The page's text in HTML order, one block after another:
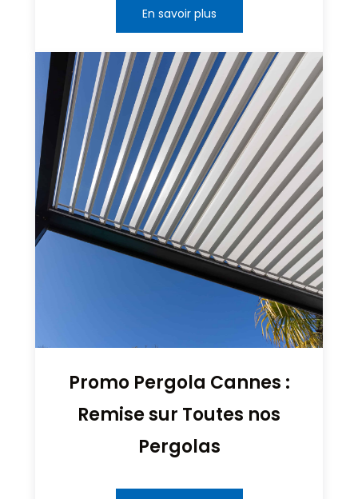
En savoir plus
Promo Pergola Cannes :
Remise sur Toutes nos
Pergolas